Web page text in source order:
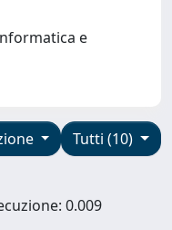
e
Tutti (10)
0.009